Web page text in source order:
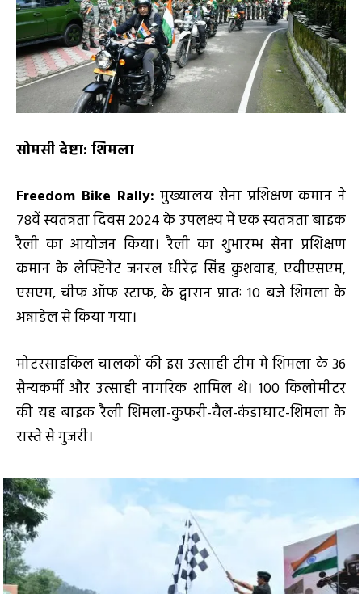
सोमसी देष्टा: शिमला
Freedom Bike Rally: मुख्यालय सेना प्रशिक्षण कमान ने
78वें स्वतंत्रता दिवस 2024 के उपलक्ष्य में एक स्वतंत्रता बाइक
रैली का आयोजन किया। रैली का शुभारम्भ सेना प्रशिक्षण
कमान के लेफ्टिनेंट जनरल धीरेंद्र सिंह कुशवाह, एवीएसएम,
एसएम, चीफ ऑफ स्टाफ, के द्वारान प्रातः 10 बजे शिमला के
अन्नाडेल से किया गया।
मोटरसाइकिल चालकों की इस उत्साही टीम में शिमला के 36
सैन्यकर्मी और उत्साही नागरिक शामिल थे। 100 किलोमीटर
की यह बाइक रैली शिमला-कुफरी-चैल-कंडाघाट-शिमला के
रास्ते से गुजरी।